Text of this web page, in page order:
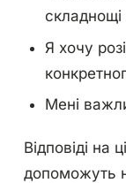
складнощі
Я хочу
Мені
Відповіді на
допоможуть